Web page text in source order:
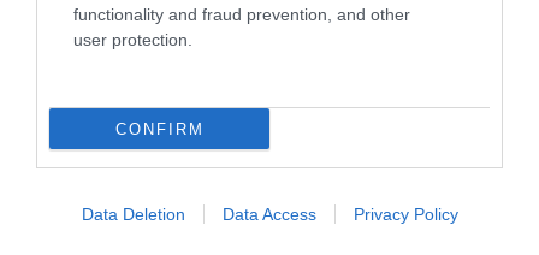
functionality and fraud prevention, and other
user protection.
CONFIRM
Data Deletion Data Access Privacy Policy
Μαύρη Θάλασσα: Η εμπορική
ναυτιλία στην πρώτη γραμμή ενός
ακήρυχτου πολέμου